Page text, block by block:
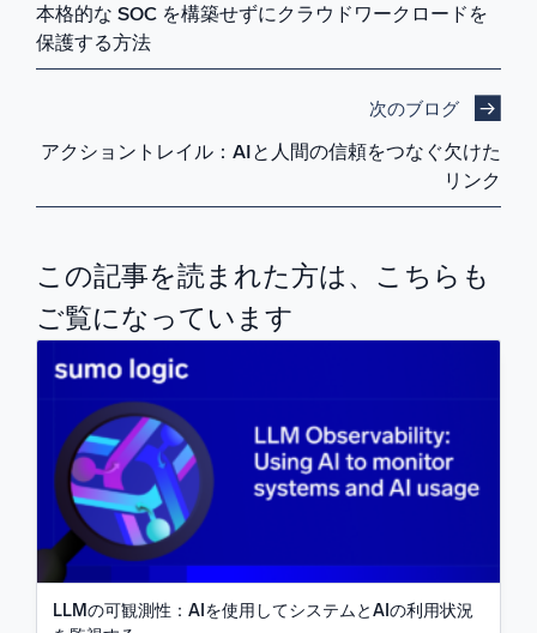
本格的な SOC を構築せずにクラウドワークロードを
保護する方法
次のブログ
アクショントレイル：AIと人間の信頼をつなぐ欠けた
リンク
この記事を読まれた方は、こちらも
ご覧になっています
LLMの可観測性：AIを使用してシステムとAIの利用状況